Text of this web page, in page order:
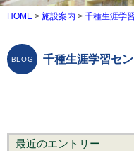
HOME > 施設案内 > 千種生涯学
千種生涯学習セ
最近のエントリー